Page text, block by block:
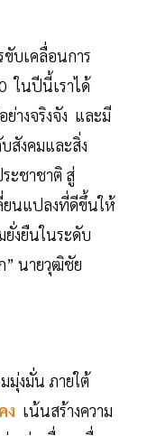
ขับเคลื่อนการ
ในปีนี้เราได้
างจริงจัง และมี
สังคมและสิ่ง
ะชาชาติ สู่
ยนแปลงที่ดีขึ้นให้
งยืนในระดับ
” นายวุฒิชัย
มุ่งมั่น ภายใต้
ง เน้นสร้างความ